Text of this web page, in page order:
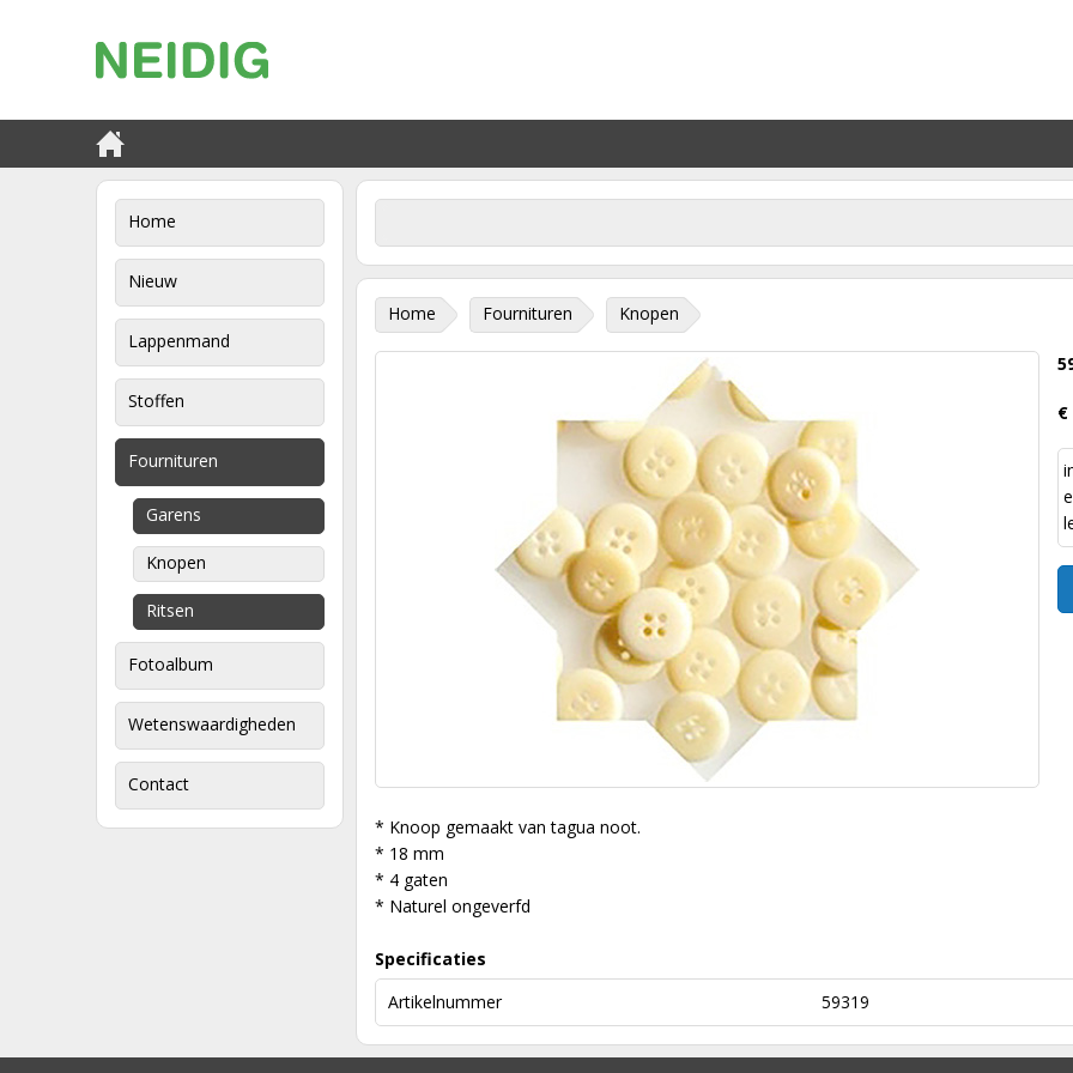
Home
Nieuw
Lappenmand
Stoffen
Fournituren
Garens
Knopen
Ritsen
Fotoalbum
Wetenswaardigheden
Contact
Home Fournituren Knopen
€
* Knoop gemaakt van tagua noot.
* 18 mm
* 4 gaten
* Naturel ongeverfd
Specificaties
Artikelnummer
59319